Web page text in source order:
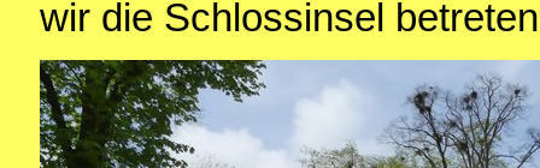
wir die Schlossinsel